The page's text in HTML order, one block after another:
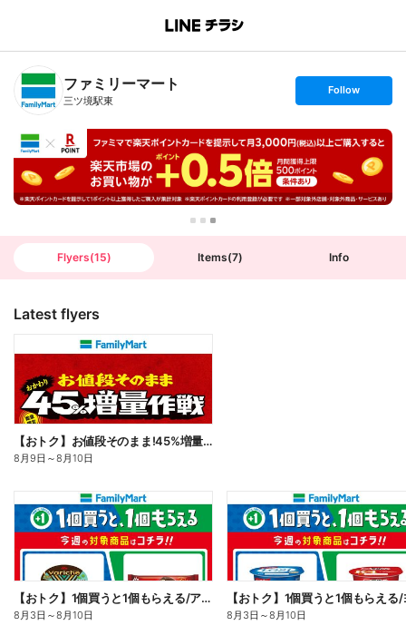
B
n
T
ファミリーマート
三ツ境駅東
s
t
o
l
l
w
Follow
Flyers(15) Items(7) Info
Latest flyers
【おトク】お値段そのまま!45%増量作戦!
8月9日 ～8月10日
【おトク】1個買うと1個もらえる/アイス
8月3日 ～8月10日 8月3日 ～8月10日